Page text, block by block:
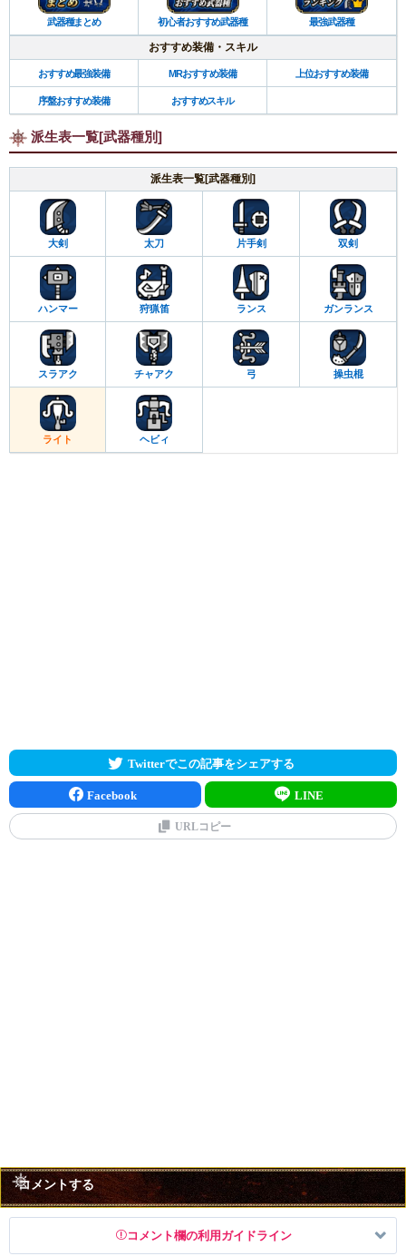
武器種まとめ 初心者おすすめ武器種 最強武器種
おすすめ装備・スキル
おすすめ最強装備 MRおすすめ装備 上位おすすめ装備
序盤おすすめ装備 おすすめスキル
派生表一覧[武器種別]
派生表一覧[武器種別]
大剣 太刀 片手剣 双剣
ハンマー 狩猟笛 ランス ガンランス
スラアク チャアク 弓 操虫棍
ライト ヘビィ
Twitterでこの記事をシェアする
Facebook LINE
URLコピー
コメントする
コメント欄の利用ガイドライン